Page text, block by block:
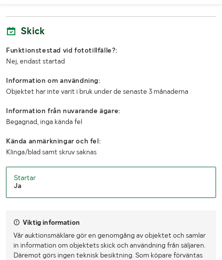
Skick
Funktionstestad vid fototillfälle?:
Nej, endast startad
Information om användning:
Objektet har inte varit i bruk under de senaste 3 månaderna
Information från nuvarande ägare:
Begagnad, inga kända fel
Kända anmärkningar och fel:
Klinga/blad samt skruv saknas
Startar
Ja
Viktig information
Vår auktionsmäklare gör en genomgång av objektet och samlar
in information om objektets skick och användning från säljaren.
Däremot görs ingen teknisk besiktning. Som köpare förväntas